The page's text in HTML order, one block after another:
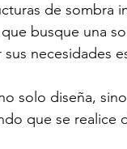
de sombra
busque una
necesidades
solo diseña,
que se realice